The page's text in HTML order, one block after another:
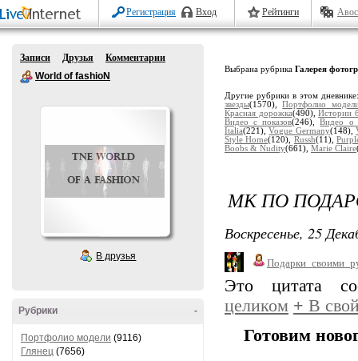
Регистрация Вход Рейтинги
Записи Друзья
Комментарии
World of fashioN
В друзья
-
Рубрики
Портфолио модели (9116)
Глянец (7656)
Выбрана рубрика Галерея
Другие рубрики в этом
звезды(1570),Портфолио
Красная дорожка(490),Истории
Видео с показов(246),Видео о
Italia(221),Vogue Germany(148),
Style Home(120), Russh(11),
Boobs & Nudity(661), Marie Claire
МК ПО
Воскресенье, 25
Это цитата
целиком + В
Готовим